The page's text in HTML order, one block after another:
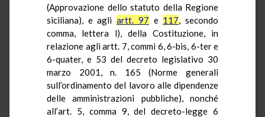
(Approvazione dello statuto della Regione
siciliana), e agliartt. 97 e 117, secondo
comma, lettera l), della Costituzione, in
relazione agli artt. 7, commi 6, 6-bis, 6-ter e
6-quater, e 53 del decreto legislativo 30
marzo 2001, n. 165 (Norme generali
sull’ordinamento del lavoro alle dipendenze
delle amministrazioni pubbliche), nonché
all’art. 5, comma 9, del decreto-legge 6